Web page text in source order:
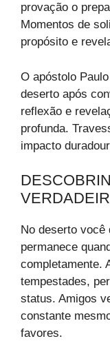
provação o
Momentos de
propósito e
O apóstolo
deserto após
reflexão e
profunda.
impacto
No deserto você
permanece
completamente.
tempestades,
status. Amigos
constante
favores.